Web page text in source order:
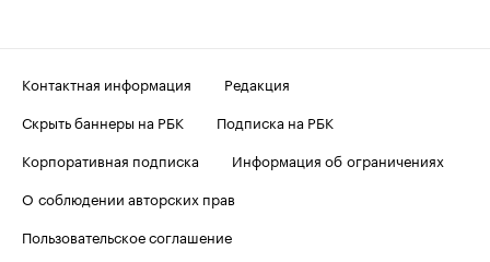
Контактная информация
Редакция
Скрыть баннеры на РБК
Подписка на РБК
Корпоративная подписка
Информация об ограничениях
О соблюдении авторских прав
Пользовательское соглашение